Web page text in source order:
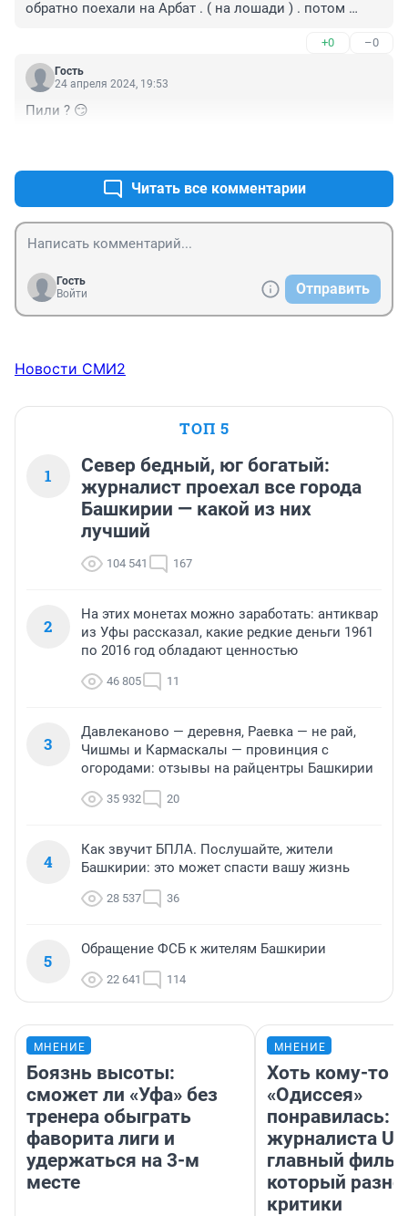
обратно поехали на Арбат . ( на лошади ) . потом
+0 –0
Гость
24 апреля 2024, 19:53
Пили ? 😏
Читать все комментарии
Гость
Войти
Отправить
Новости СМИ2
ТОП 5
1
Север бедный, юг богатый:
журналист проехал все города
Башкирии — какой из них
лучший
104 541 167
2
На этих монетах можно заработать: антиквар
из Уфы рассказал, какие редкие деньги 1961
по 2016 год обладают ценностью
46 805 11
3
Давлеканово — деревня, Раевка — не рай,
Чишмы и Кармаскалы — провинция с
огородами: отзывы на райцентры Башкирии
35 932 20
4
Как звучит БПЛА. Послушайте, жители
Башкирии: это может спасти вашу жизнь
28 537 36
5
Обращение ФСБ к жителям Башкирии
22 641 114
МНЕНИЕ
Боязнь высоты:
сможет ли «Уфа» без
тренера обыграть
фаворита лиги и
удержаться на 3-м
месте
МНЕНИЕ
Хоть кому-то
«Одиссея»
понравилась:
журналиста
главный
который
критики